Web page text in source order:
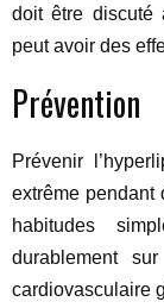
doit être discuté
peut avoir des
Prévention
Prévenir
extrême pendant
habitudes
durablement
cardiovasculaire